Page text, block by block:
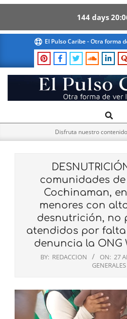
144 days 20
content
El Pulso Caribe - Otra forma
El
Pulso
Navigation
Search
Disfruta nuestro
comunidades
Cochinaman,
menores con
desnutrición, no
atendidos por falta
denuncia la ONG
BY: REDACCION ON: 27
GENERALES